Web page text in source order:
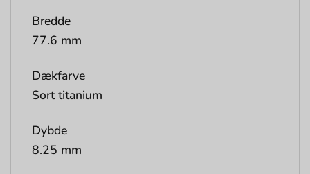
Bredde
77.6 mm
Dækfarve
Sort titanium
Dybde
8.25 mm